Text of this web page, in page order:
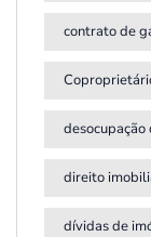
contrato de
direito
dívidas de